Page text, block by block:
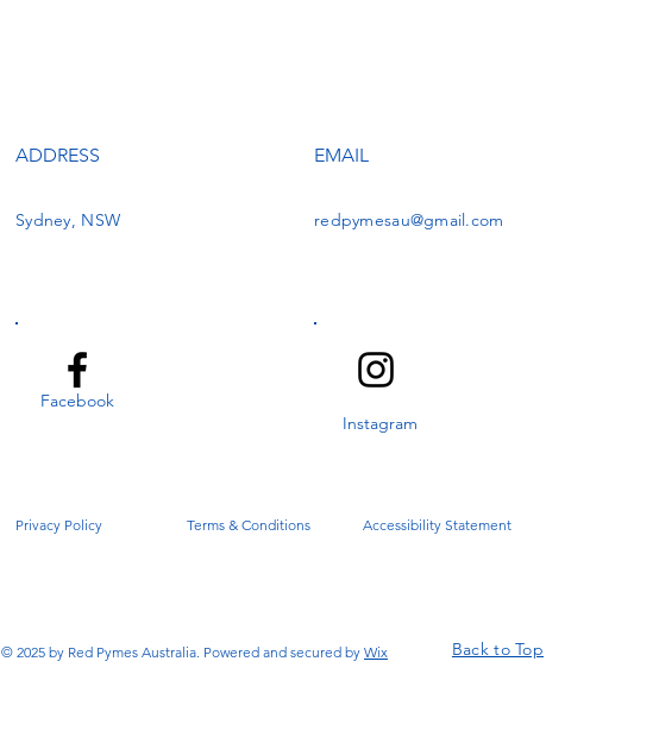
ADDRESS
Sydney, NSW
EMAIL
redpymesau@gmail.com
Facebook
Privacy Policy
Instagram
Terms & Conditions Accessibility Statement
© 2025 by Red Pymes Australia. Powered and secured by Wix Back to Top